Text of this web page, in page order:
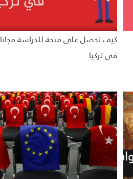
كيف تحصل على منحة للدراسة مجانا
في تركيا